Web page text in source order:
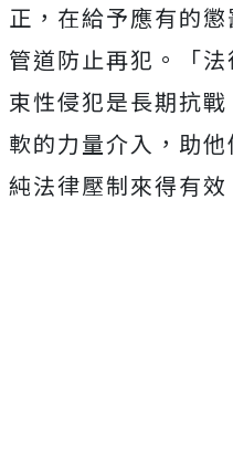
正，在給予應有的
管道防止再犯。「
束性侵犯是長期抗
軟的力量介入，助
純法律壓制來得有效